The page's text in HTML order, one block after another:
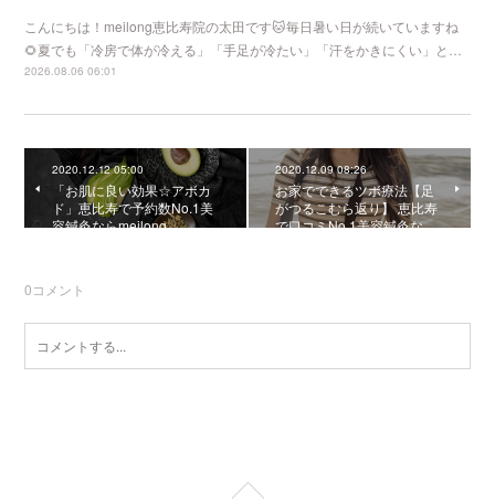
こんにちは！meilong恵比寿院の太田です🐱毎日暑い日が続いていますね
🌻夏でも「冷房で体が冷える」「手足が冷たい」「汗をかきにくい」と…
2026.08.06 06:01
2020.12.12 05:00
「お肌に良い効果☆アボカ
ド」恵比寿で予約数No.1美
容鍼灸ならmeilong
2020.12.09 08:26
お家でできるツボ療法【足
がつるこむら返り】 恵比寿
で口コミNo.1美容鍼灸な…
0コメント